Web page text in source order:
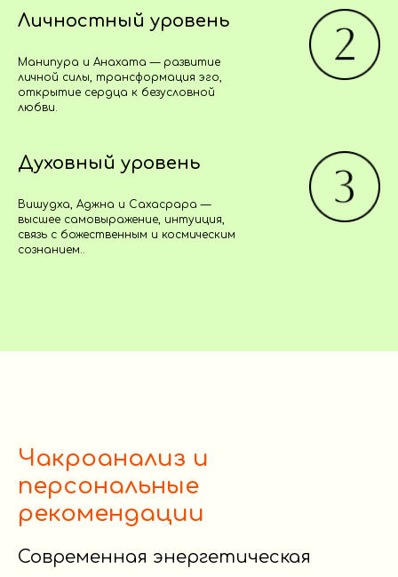
Личностный уровень
Манипура и Анахата — развитие
личной силы, трансформация эго,
открытие сердца к безусловной
любви.
Духовный уровень
Вишудха, Аджна и Сахасрара —
высшее самовыражение, интуиция,
связь с божественным и космическим
сознанием..
Чакроанализ и
персональные
рекомендации
Современная энергетическая